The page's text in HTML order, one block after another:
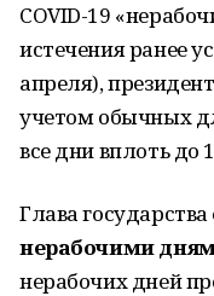
COVID-19
истечения ранее
апреля),
учетом обычных
все дни вплоть до
Глава государства
нерабочими
нерабочих дней